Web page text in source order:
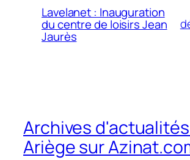
Lavelanet : Inauguration
du centre de loisirs Jean
Jaurès
Archives
Ariège sur